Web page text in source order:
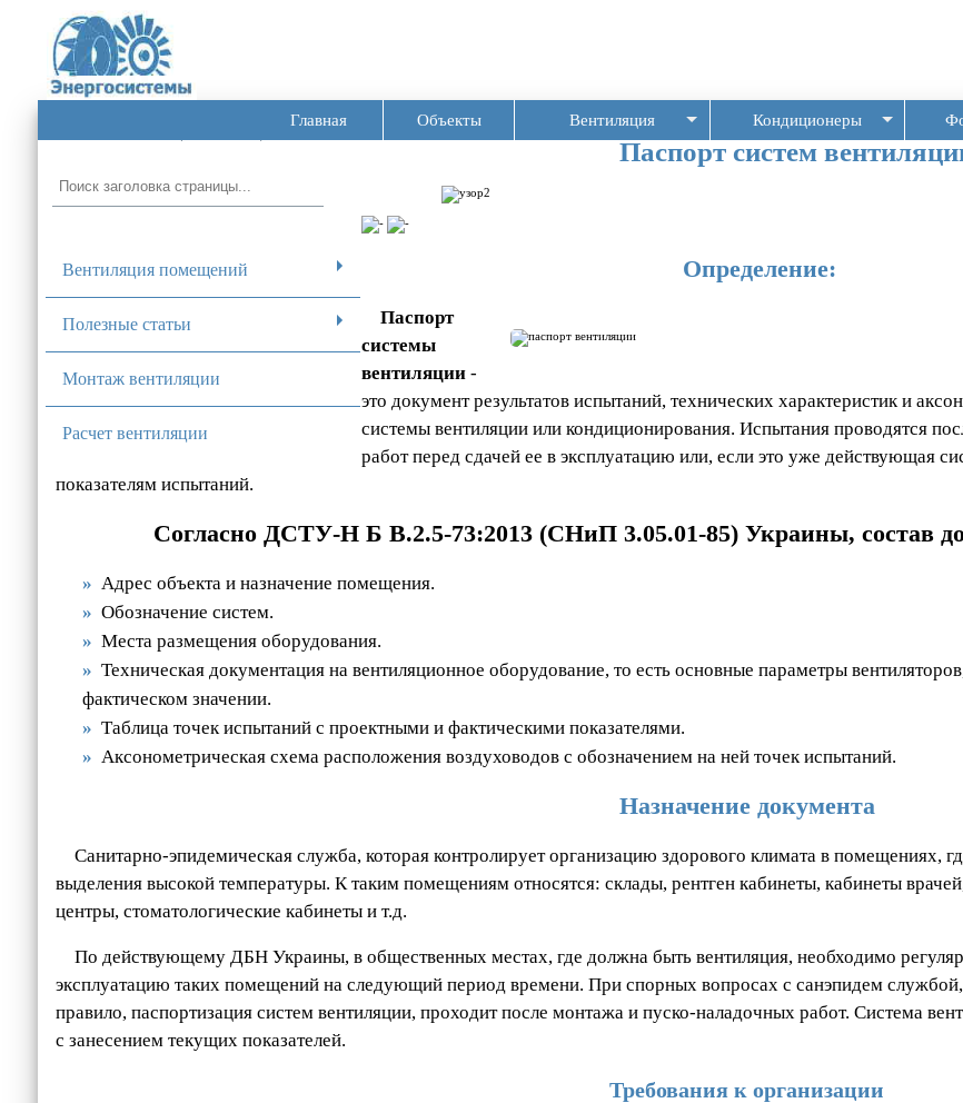
Главная Объекты Вентиляция Кондиционеры
Паспорт систем
Вентиляция помещений
Полезные статьи
Монтаж вентиляции
Расчет вентиляции
Определение:
Паспорт
системы
вентиляции-
это документ результатов испытаний, технических характеристик и
системы вентиляции или кондиционирования. Испытания проводятся
работ перед сдачей ее в эксплуатацию или, если это уже действующая
показателям испытаний.
Согласно ДСТУ-Н Б В.2.5-73:2013 (СНиП 3.05.01-85) Украины, состав
Адрес объекта и назначение помещения.
Обозначение систем.
Места размещения оборудования.
Техническая документация на вентиляционное оборудование, то есть основные параметры
фактическом значении.
Таблица точек испытаний с проектными и фактическими показателями.
Аксонометрическая схема расположения воздуховодов с обозначением на ней точек испытаний.
Назначение документа
Санитарно-эпидемическая служба, которая контролирует организацию здорового климата в помещениях,
выделения высокой температуры. К таким помещениям относятся: склады, рентген кабинеты, кабинеты
центры, стоматологические кабинеты и т.д.
По действующему ДБН Украины, в общественных местах, где должна быть вентиляция, необходимо
эксплуатацию таких помещений на следующий период времени. При спорных вопросах с санэпидем
правило, паспортизация систем вентиляции, проходит после монтажа и пуско-наладочных работ. Система
с занесением текущих показателей.
Требования к организации